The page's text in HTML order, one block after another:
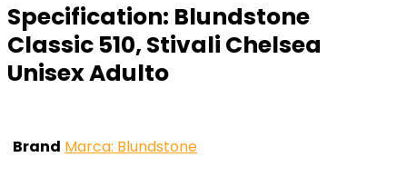
Specification: Blundstone
Classic 510, Stivali Chelsea
Unisex Adulto
Brand Marca: Blundstone